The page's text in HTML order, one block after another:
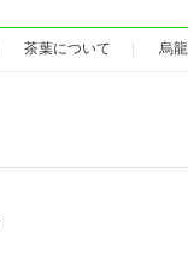
茶葉について 烏